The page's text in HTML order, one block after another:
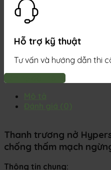
Hỗ trợ kỹ thuật
Tư vấn và hướng dẫn thi
Liên hệ đặt hàng
Mô tả
Đánh giá (0)
Thanh trương nở
chống thấm mạch
Thông tin chung: